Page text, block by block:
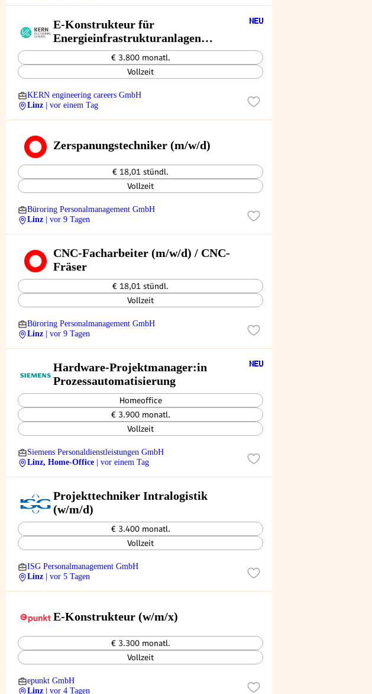
E-Konstrukteur für
Energieinfrastrukturanlagen
(w/m/d)
€ 3.800 monatl.
Vollzeit
KERN engineering careers GmbH
Linz
| vor einem Tag
Zerspanungstechniker (m/w/d)
€ 18,01 stündl.
Vollzeit
Büroring Personalmanagement GmbH
Linz
| vor 9 Tagen
CNC-Facharbeiter (m/w/d) / CNC-
Fräser
€ 18,01 stündl.
Vollzeit
Büroring Personalmanagement GmbH
Linz
| vor 9 Tagen
Hardware-Projektmanager:in
Prozessautomatisierung
Homeoffice
€ 3.900 monatl.
Vollzeit
Siemens Personaldienstleistungen GmbH
Linz, Home-Office
| vor einem Tag
Projekttechniker Intralogistik
(w/m/d)
€ 3.400 monatl.
Vollzeit
ISG Personalmanagement GmbH
Linz
| vor 5 Tagen
E-Konstrukteur (w/m/x)
€ 3.300 monatl.
Vollzeit
epunkt GmbH
Linz
| vor 4 Tagen